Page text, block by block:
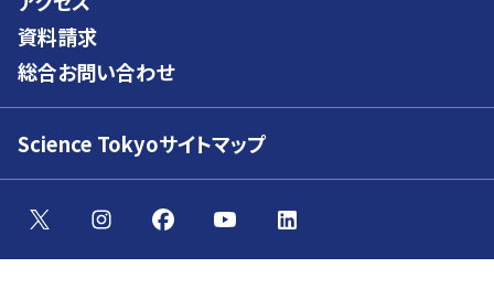
資料請求
総合お問い合わせ
Science Tokyoサイトマップ